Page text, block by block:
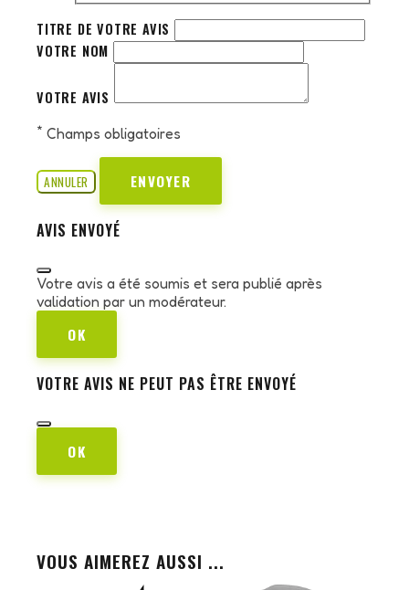
TITRE DE VOTRE AVIS
VOTRE NOM
VOTRE AVIS
* Champs obligatoires
ANNULER ENVOYER
AVIS ENVOYÉ
Votre avis a été soumis et sera publié après
validation par un modérateur.
OK
VOTRE AVIS NE PEUT PAS ÊTRE ENVOYÉ
OK
VOUS AIMEREZ AUSSI ...